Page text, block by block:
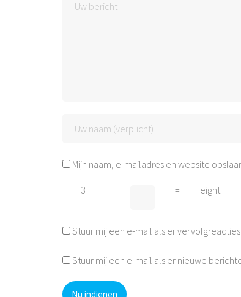
Mijn naam, e-mailadres en website
3 + = eight
Stuur mij een e-mail als er vervolgreacties
Stuur mij een e-mail als er nieuwe